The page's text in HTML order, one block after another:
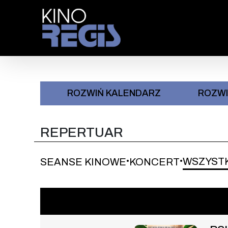
ROZWIŃ KALENDARZ
REPERTUAR
SEANSE KINOWE•KONCERT•
Wydarzenie numer 1: PSI